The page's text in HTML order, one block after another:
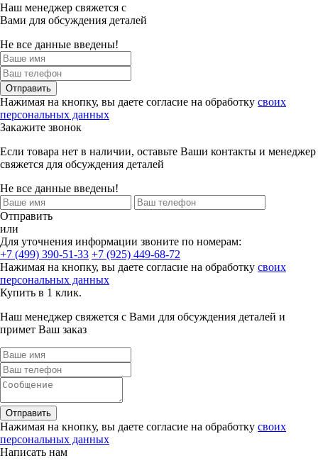
Наш менеджер свяжется с
Вами для обсуждения деталей
Не все данные введены!
Отправить
Нажимая на кнопку, вы даете согласие на обработку своих
персональных данных
Закажите звонок
Если товара нет в наличии, оставьте Ваши контакты и менеджер
свяжется для обсуждения деталей
Не все данные введены!
Отправить
или
Для уточнения информации звоните по номерам:
+7 (499) 390-51-33 +7 (925) 449-68-72
Нажимая на кнопку, вы даете согласие на обработку своих
персональных данных
Купить в 1 клик.
Наш менеджер свяжется с Вами для обсуждения деталей и
примет Ваш заказ
Отправить
Нажимая на кнопку, вы даете согласие на обработку своих
персональных данных
Написать нам